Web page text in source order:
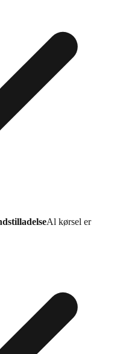
Al kørsel er